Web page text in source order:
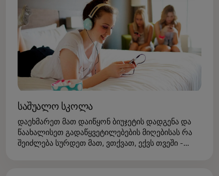
საშუალო სკოლა
დაეხმარეთ მათ დაიწყონ ბიუჯეტის დადგენა და
წაახალისეთ გადაწყვეტილებების მიღებისას რა
შეიძლება სურდეთ მათ, ვთქვათ, ექვს თვეში -